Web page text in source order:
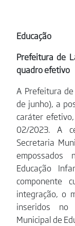
Educação
Prefeitura de
quadro efetivo
A Prefeitura
de junho), a
caráter
02/2023. A
Secretaria
Educação
componente
integração, o
inseridos no
Municipal de